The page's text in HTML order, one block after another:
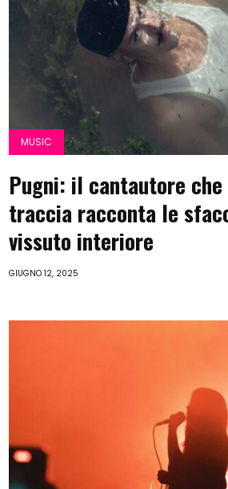
MUSIC
Pugni: il cantautore
traccia racconta le
vissuto interiore
GIUGNO 12, 2025